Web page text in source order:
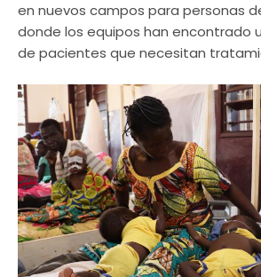
en nuevos campos para personas
donde los equipos han encontrado
de pacientes que necesitan